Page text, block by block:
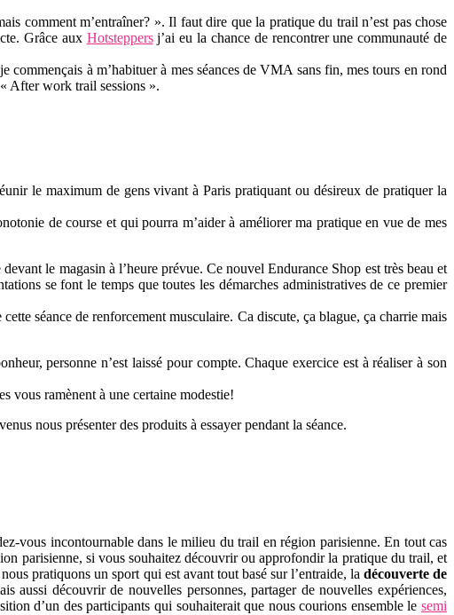
comment m’entraîner? ». Il faut dire que la pratique du trail n’est pas chose
Grâce aux Hotsteppersj’ai eu la chance de rencontrer une communauté de
à m’habituer à mes séances de VMA sans fin, mes tours en rond
After work trail sessions ».
le maximum de gens vivant à Paris pratiquant ou désireux de pratiquer la
de course et qui pourra m’aider à améliorer ma pratique en vue de mes
devant le magasin à l’heure prévue. Ce nouvel Endurance Shop est très beau et
se font le temps que toutes les démarches administratives de ce premier
séance de renforcement musculaire. Ca discute, ça blague, ça charrie mais
personne n’est laissé pour compte. Chaque exercice est à réaliser à son
vous ramènent à une certaine modestie!
nous présenter des produits à essayer pendant la séance.
vous incontournable dans le milieu du trail en région parisienne. En tout cas
parisienne, si vous souhaitez découvrir ou approfondir la pratique du trail, et
pratiquons un sport qui est avant tout basé sur l’entraide, la découverte de
aussi découvrir de nouvelles personnes, partager de nouvelles expériences,
d’un des participants qui souhaiterait que nous courions ensemble lesemi